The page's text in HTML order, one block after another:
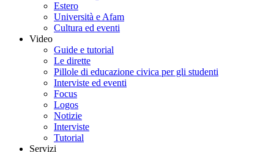
Estero
Università e Afam
Cultura ed eventi
Video
Guide e tutorial
Le dirette
Pillole di educazione civica per gli studenti
Interviste ed eventi
Focus
Logos
Notizie
Interviste
Tutorial
Servizi